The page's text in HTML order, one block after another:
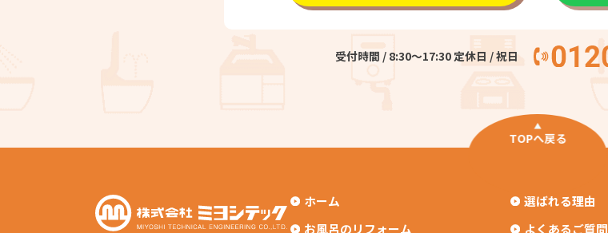
受付時間 / 8:30〜17:30 定休日 / 祝日
TOPへ戻る
ホーム
お風呂のリフォーム
選ばれる理由
よくあるご質問